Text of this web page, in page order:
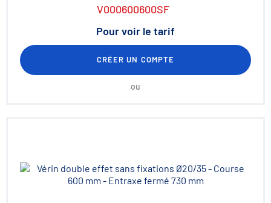
V000600600SF
Pour voir le tarif
CRÉER UN COMPTE
ou